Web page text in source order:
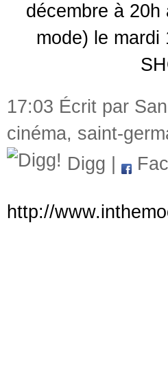
décembre à
mode) le
17:03 Écrit par
cinéma, saint-
Digg
http://